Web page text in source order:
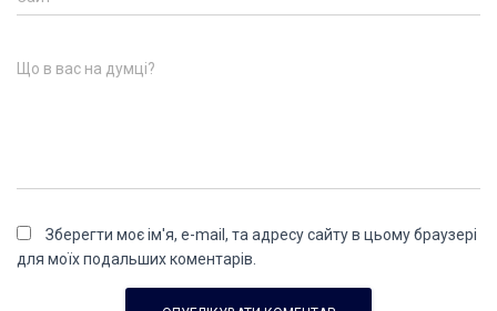
Що в вас на думці?
Зберегти моє ім'я, e-mail, та адресу сайту в цьому браузері
для моїх подальших коментарів.